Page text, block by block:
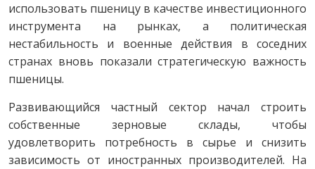
использовать пшеницу в качестве инвестиционного
инструмента на рынках, а политическая
нестабильность и военные действия в соседних
странах вновь показали стратегическую важность
пшеницы.
Развивающийся частный сектор начал строить
собственные зерновые склады, чтобы
удовлетворить потребность в сырье и снизить
зависимость от иностранных производителей. На